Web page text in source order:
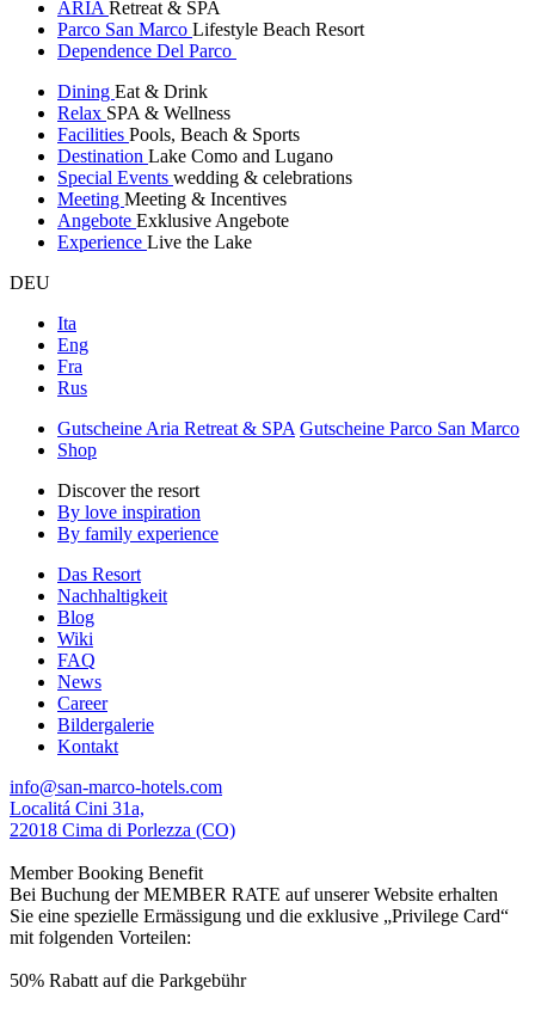
ARIA Retreat & SPA
Parco San Marco Lifestyle Beach Resort
Dependence Del Parco
Dining Eat & Drink
Relax SPA & Wellness
Facilities Pools, Beach & Sports
Destination Lake Como and Lugano
Special Events wedding & celebrations
Meeting Meeting & Incentives
Angebote Exklusive Angebote
Experience Live the Lake
DEU
Ita
Eng
Fra
Rus
Gutscheine Aria Retreat & SPA Gutscheine Parco San Marco
Shop
Discover the resort
By love inspiration
By family experience
Das Resort
Nachhaltigkeit
Blog
Wiki
FAQ
News
Career
Bildergalerie
Kontakt
info@san-marco-hotels.com
Localitá Cini 31a,
22018 Cima di Porlezza (CO)
Member Booking Benefit
Bei Buchung der MEMBER RATE auf unserer Website erhalten
Sie eine spezielle Ermässigung und die exklusive „Privilege Card“
mit folgenden Vorteilen:
50% Rabatt auf die Parkgebühr